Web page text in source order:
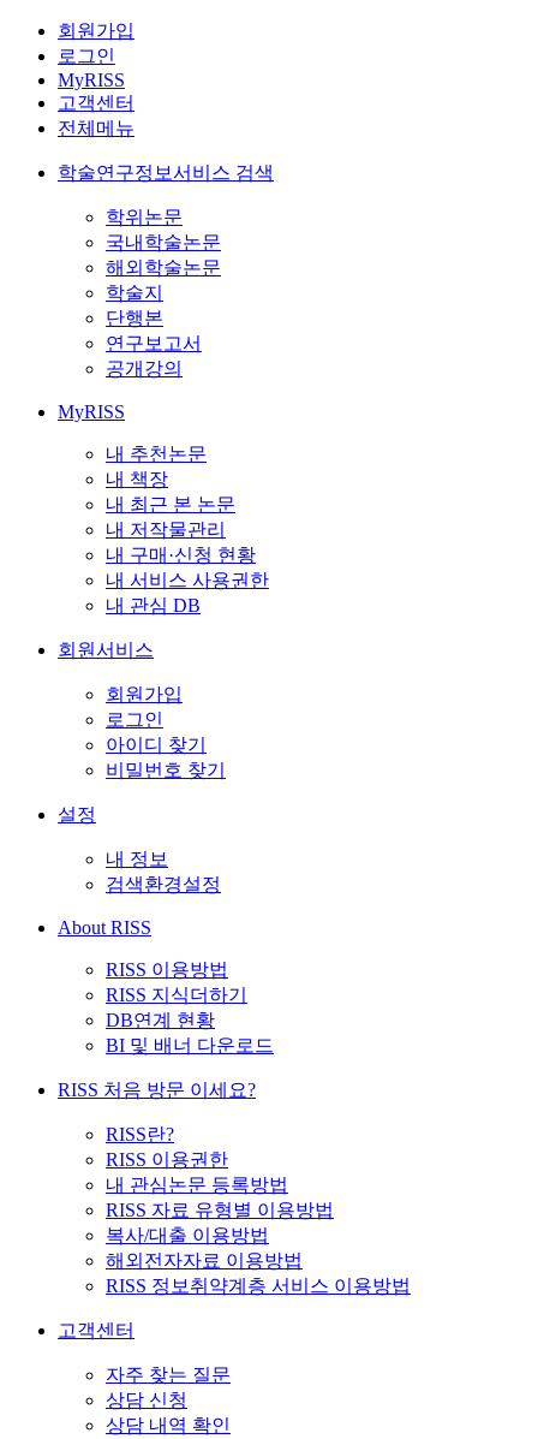
회원가입
로그인
MyRISS
고객센터
전체메뉴
학술연구정보서비스 검색
학위논문
국내학술논문
해외학술논문
학술지
단행본
연구보고서
공개강의
MyRISS
내 추천논문
내 책장
내 최근 본 논문
내 저작물관리
내 구매·신청 현황
내 서비스 사용권한
내 관심 DB
회원서비스
회원가입
로그인
아이디 찾기
비밀번호 찾기
설정
내 정보
검색환경설정
About RISS
RISS 이용방법
RISS 지식더하기
DB연계 현황
BI 및 배너 다운로드
RISS 처음 방문 이세요?
RISS란?
RISS 이용권한
내 관심논문 등록방법
RISS 자료 유형별 이용방법
복사/대출 이용방법
해외전자자료 이용방법
RISS 정보취약계층 서비스 이용방법
고객센터
자주 찾는 질문
상담 신청
상담 내역 확인